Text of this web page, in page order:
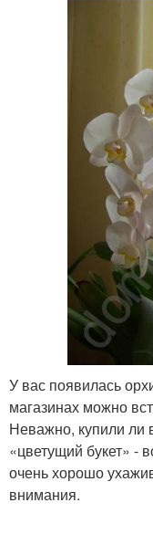
У вас появилась
магазинах можно
Неважно, купили ли
«цветущий букет» -
очень хорошо
внимания.